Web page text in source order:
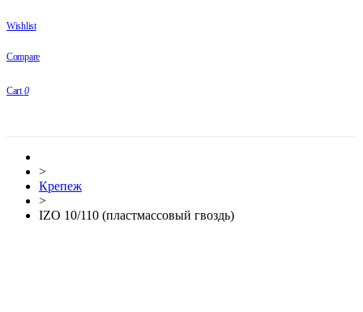
Wishlist
Compare
Cart 0
>
Крепеж
>
IZO 10/110 (пластмассовый гвоздь)